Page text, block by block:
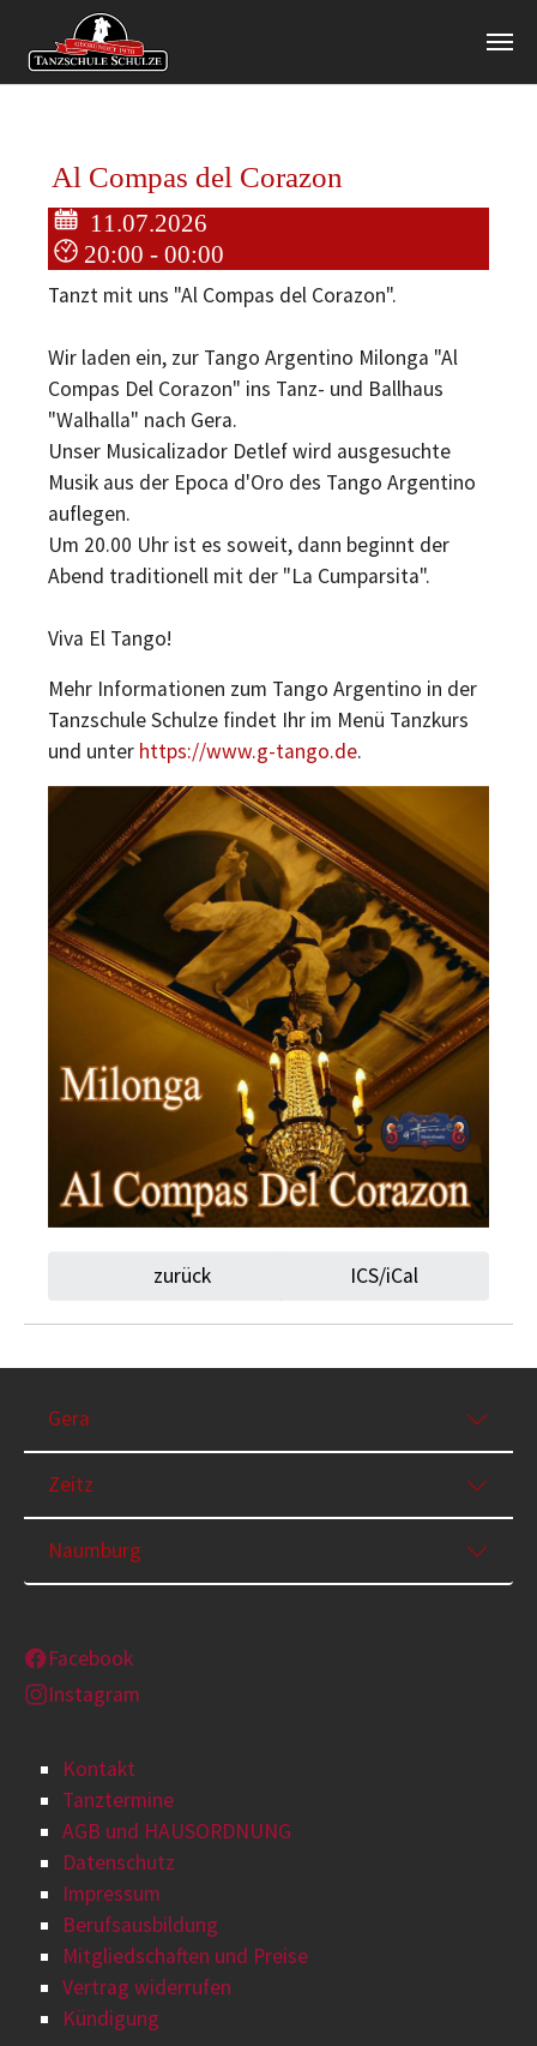
Al Compas del Corazon
11.07.2026
20:00 - 00:00
Tanzt mit uns "Al Compas del Corazon".
Wir laden ein, zur Tango Argentino Milonga "Al
Compas Del Corazon" ins Tanz- und Ballhaus
"Walhalla" nach Gera.
Unser Musicalizador Detlef wird ausgesuchte
Musik aus der Epoca d'Oro des Tango Argentino
auflegen.
Um 20.00 Uhr ist es soweit, dann beginnt der
Abend traditionell mit der "La Cumparsita".
Viva El Tango!
Mehr Informationen zum Tango Argentino in der
Tanzschule Schulze findet Ihr im Menü Tanzkurs
und unter https://www.g-tango.de.
zurück ICS/iCal
Gera
Zeitz
Naumburg
Facebook
Instagram
Kontakt
Tanztermine
AGB und HAUSORDNUNG
Datenschutz
Impressum
Berufsausbildung
Mitgliedschaften und Preise
Vertrag widerrufen
Kündigung